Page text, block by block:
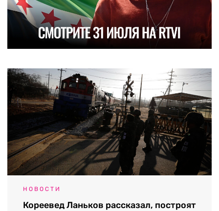
НОВОСТИ
Кореевед Ланьков рассказал, построят